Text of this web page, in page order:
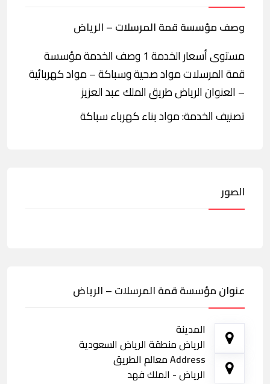
وصف مؤسسة قمة المرسلات – الرياض
مستوى أسعار الخدمة 1 وصف الخدمة مؤسسة
قمة المرسلات مواد صحية وسباكة – مواد كهربائية
– العنوان الرياض طريق الملك عبد العزيز
تصنيف الخدمة: مواد بناء كهرباء سباكة
الصور
عنوان مؤسسة قمة المرسلات – الرياض
المدينة
الرياض منطقة الرياض السعودية
Address معالم الطريق
الرياض - الملك فهد